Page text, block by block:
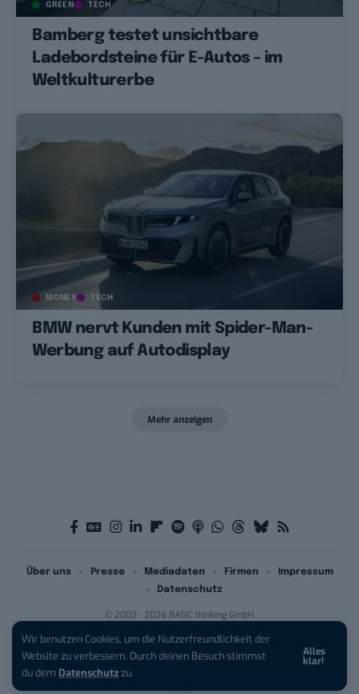
Wir benutzen Cookies, um die Nutzerfreundlichkeit der
Website zu verbessern. Durch deinen Besuch stimmst
du dem Datenschutzzu.
Alles
klar!
GREEN TECH
Bamberg testet unsichtbare
Ladebordsteine für E-Autos – im
Weltkulturerbe
MONEY TECH
BMW nervt Kunden mit Spider-Man-
Werbung auf Autodisplay
Mehr anzeigen
© 2003 - 2026 BASIC thinking GmbH
Über uns Presse Mediadaten Firmen
Impressum
Datenschutz
iPhone 17 Pro sichern:Für 1 € +
200 € Hardware-Bonus!